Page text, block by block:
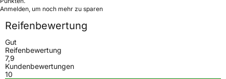
Anmelden, um noch mehr zu sparen
Reifenbewertung
Gut
Reifenbewertung
7,9
Kundenbewertungen
10